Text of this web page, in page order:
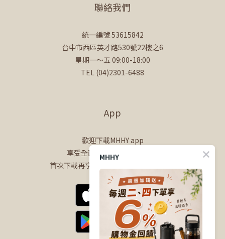
聯絡我們
統一編號 53615842
台中市西區英才路530號22樓之6
星期一～五 09:00-18:00
TEL (04)2301-6488
App
歡迎下載MHHY app
享受全面的會員專屬購物體驗
首次下載再享$100購物金+50點會員點數
MHHY